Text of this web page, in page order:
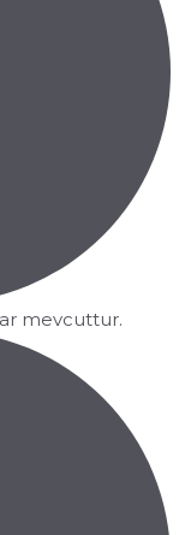
mevcuttur.